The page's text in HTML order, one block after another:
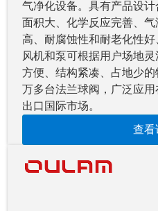
气净化设备。具有产品设
面积大、化学反应完善、
高、耐腐蚀性和耐老化性好
风机和泵可根据用户场地
方便、结构紧凑、占地少
万多台法兰球阀，广泛应
出口国际市场。
查看